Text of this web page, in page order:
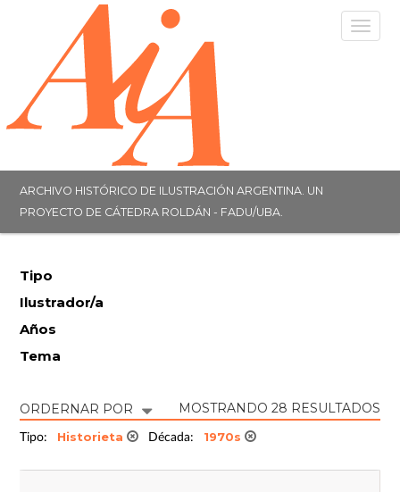
ARCHIVO HISTÓRICO DE ILUSTRACIÓN ARGENTINA. UN
PROYECTO DE CÁTEDRA ROLDÁN - FADU/UBA.
Tipo
Ilustrador/a
Años
Tema
ORDERNAR POR MOSTRANDO 28 RESULTADOS
Tipo: Historieta Década: 1970s